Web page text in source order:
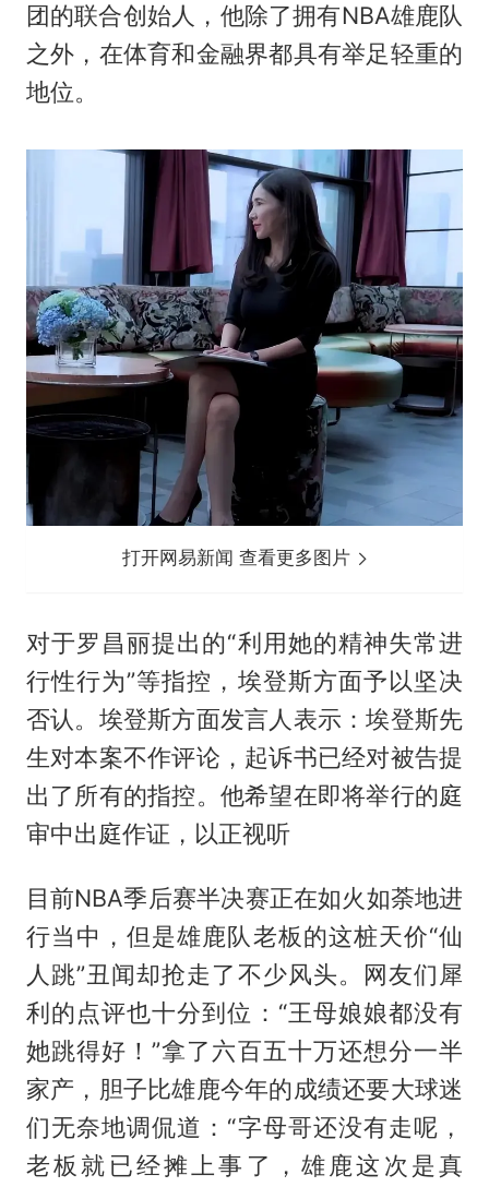
团的联合创始人，他除了拥有NBA雄鹿队
之外，在体育和金融界都具有举足轻重的
地位。
打开网易新闻 查看更多图片
对于罗昌丽提出的“利用她的精神失常进
行性行为”等指控，埃登斯方面予以坚决
否认。埃登斯方面发言人表示：埃登斯先
生对本案不作评论，起诉书已经对被告提
出了所有的指控。他希望在即将举行的庭
审中出庭作证，以正视听
目前NBA季后赛半决赛正在如火如荼地进
行当中，但是雄鹿队老板的这桩天价“仙
人跳”丑闻却抢走了不少风头。网友们犀
利的点评也十分到位：“王母娘娘都没有
她跳得好！”拿了六百五十万还想分一半
家产，胆子比雄鹿今年的成绩还要大球迷
们无奈地调侃道：“字母哥还没有走呢，
老板就已经摊上事了，雄鹿这次是真